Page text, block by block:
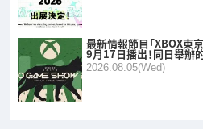
最新情報節目「XBOX東
9月17日播出！同日舉辦
2026.08.05(Wed)